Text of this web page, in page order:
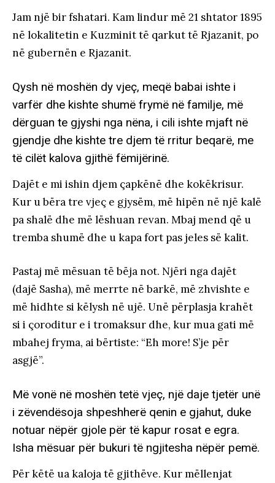
Jam një bir fshatari. Kam lindur më 21 shtator 1895
në lokalitetin e Kuzminit të qarkut të Rjazanit, po
në gubernën e Rjazanit.
Qysh në moshën dy vjeç, meqë babai ishte i
varfër dhe kishte shumë frymë në familje, më
dërguan te gjyshi nga nëna, i cili ishte mjaft në
gjendje dhe kishte tre djem të rritur beqarë, me
të cilët kalova gjithë fëmijërinë.
Dajët e mi ishin djem çapkënë dhe kokëkrisur.
Kur u bëra tre vjeç e gjysëm, më hipën në një kalë
pa shalë dhe më lëshuan revan. Mbaj mend që u
tremba shumë dhe u kapa fort pas jeles së kalit.
Pastaj më mësuan të bëja not. Njëri nga dajët
(dajë Sasha), më merrte në barkë, më zhvishte e
më hidhte si këlysh në ujë. Unë përplasja krahët
si i çoroditur e i tromaksur dhe, kur mua gati më
mbahej fryma, ai bërtiste: “Eh more! S’je për
asgjë”.
Më vonë në moshën tetë vjeç, një daje tjetër unë
i zëvendësoja shpeshherë qenin e gjahut, duke
notuar nëpër gjole për të kapur rosat e egra.
Isha mësuar për bukuri të ngjitesha nëpër pemë.
Për këtë ua kaloja të gjithëve. Kur mëllenjat